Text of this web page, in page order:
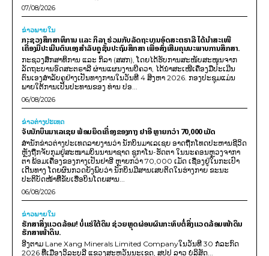
07/08/2026
ຂ່າວພາຍ​ໃນ
ກະຊວງສຶກສາທິການ ແລະ ກິລາ ຮ່ວມກັບລັດຖະບານອົດສະຕຣາລີ ໄດ້ນຳສະເໜີ
ເຄື່ອງມືປະເມີນຕົນເອງສຳລັບຄູຊັ້ນປະຖົມສຶກສາ ເພື່ອສົ່ງເສີມຄຸນນະພາບການສຶກສາ.
ກະຊວງສຶກສາທິການ ແລະ ກິລາ (ສສກ), ໂດຍໄດ້ຮັບການສະໜັບສະໜູນຈາກ
ລັດຖະບານອົດສະຕຣາລີ ຜ່ານແຜນງານບີຄວາ, ໄດ້ນຳສະເໜີເຄື່ອງມືປະເມີນ
ຕົນເອງສຳລັບຄູຢ່າງເປັນທາງການໃນວັນທີ 4 ສິງຫາ 2026. ກອງປະຊຸມແມ່ນ
ພາຍໃຕ້ການເປັນປະທານຂອງ ທ່ານ ປອ...
06/08/2026
ຂ່າວຕ່າງປະເທດ
ຈັບນັກບິນມາເລເຊຍ ພ້ອມຍຶດເຄື່ອງຂອງກາງ ຢາອີ ຫຼາຍກວ່າ 70,000 ເມັດ
ສຳນັກຂ່າວຕ່າງປະເທດລາຍງານວ່າ ນັກບິນມາເລເຊຍ ອາດຖືກໂທດປະຫານຊີວິດ
ຫຼັງຖືກຈັບກຸມຢູ່ສະໜາມບິນນານາຊາດ ຊູກາໂນ-ຮັດຕາ ໃນນະຄອນຫຼວງຈາກາ
ຕາ ພ້ອມເຄື່ອງຂອງກາງເປັນຢາອີ ຫຼາຍກວ່າ 70,000 ເມັດ ເຊື່ອງຢູ່ໃນກະເປົາ
ເດີນທາງ ໂດຍຜົນກວດຍັງພົບວ່າ ນັກບິນມີສານເສບຕິດໃນຮ່າງກາຍ ຂະນະ
ປະຕິບັດໜ້າທີ່ຂັບເຮືອບິນໂດຍສານ...
06/08/2026
ຂ່າວພາຍ​ໃນ
ຮັກສາສິ່ງແວດລ້ອມ! ບໍ່ແຮ່ໃຕ້ດິນ ຊ່ວຍຫຼຸດຜ່ອນຜົນກະທົບຕໍ່ສິ່ງແວດລ້ອມໜ້າດິນ
ຮັກສາໜ້າດິນ.
ອີງຕາມ Lane Xang Minerals Limited Companyໃນວັນທີ 30 ກໍລະກົດ
2026 ທີ່ເມືອງວິລະບູລີ ແຂວງສະຫວັນນະເຂດ, ສປປ ລາວ ບໍລິສັດ...